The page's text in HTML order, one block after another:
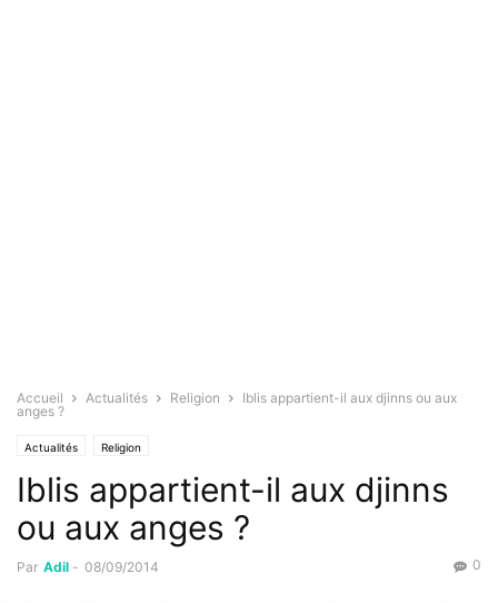
Accueil Actualités Religion
Iblis appartient-il aux djinns ou aux
anges ?
Actualités Religion
Iblis appartient-il aux djinns
ou aux anges ?
Par Adil - 08/09/2014 0